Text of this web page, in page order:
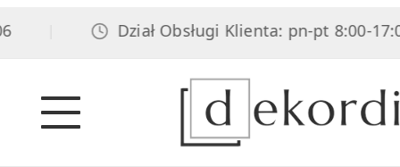
| Dział Obsługi Klienta: pn-pt 8:00-17:00,